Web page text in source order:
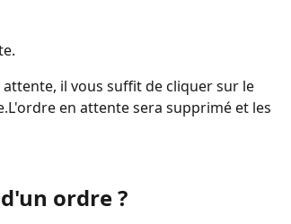
il vous suffit de cliquer sur le
en attente sera supprimé et les
ordre ?